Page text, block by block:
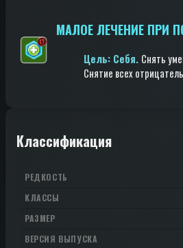
МАЛОЕ ЛЕЧЕНИЕ ПРИ
Цель: Cебя. Снять
Снятие всех
Классификация
РЕДКОСТЬ
КЛАССЫ
РАЗМЕР
ВЕРСИЯ ВЫПУСКА